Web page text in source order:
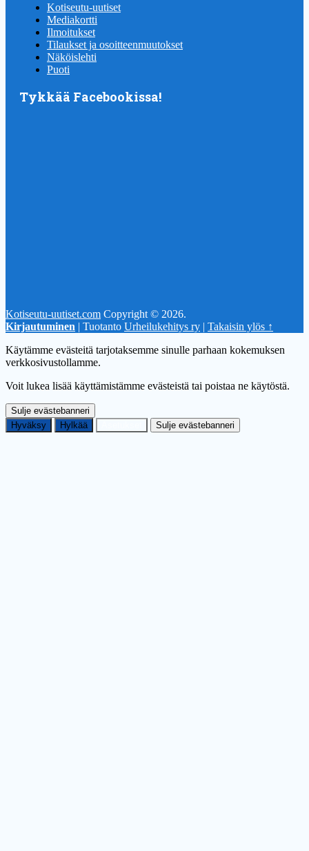
Kotiseutu-uutiset
Mediakortti
Ilmoitukset
Tilaukset ja osoitteenmuutokset
Näköislehti
Puoti
Tykkää Facebookissa!
Kotiseutu-uutiset.com Copyright © 2026.
Kirjautuminen | Tuotanto Urheilukehitys ry | Takaisin ylös ↑
Käytämme evästeitä tarjotaksemme sinulle parhaan kokemuksen
verkkosivustollamme.
Voit lukea lisää käyttämistämme evästeistä tai poistaa ne käytöstä.
Sulje evästebanneri
Hyväksy
Hylkää Sulje evästebanneri